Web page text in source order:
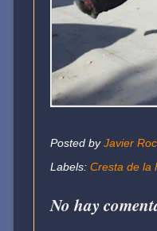
Posted byJavier
Labels: Cresta de la
No hay